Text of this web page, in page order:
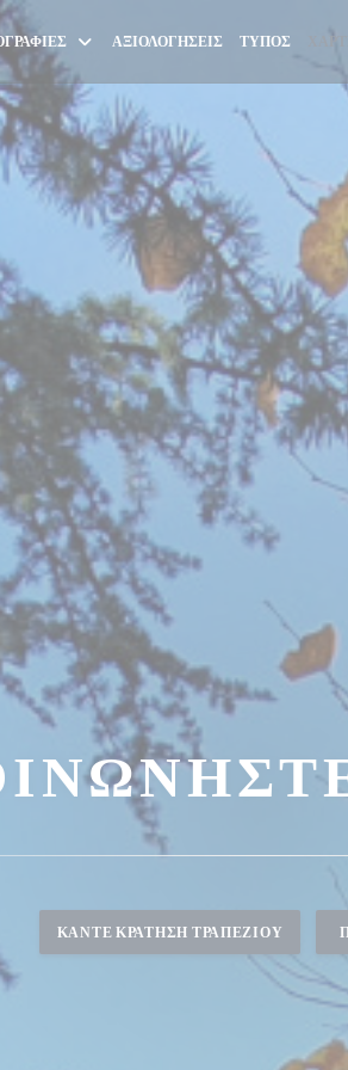
ΑΞΙΟΛΟΓΉΣΕΙΣ ΤΎΠΟΣ
ΚΆΝΤΕ ΚΡΆΤΗΣΗ ΤΡΑΠΕΖΙΟΎ